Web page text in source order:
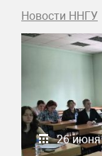
Новости ННГУ
26